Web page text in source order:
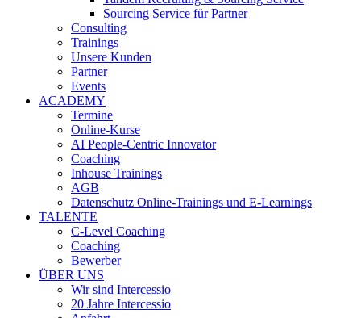
Sourcing Service für Partner
Consulting
Trainings
Unsere Kunden
Partner
Events
ACADEMY
Termine
Online-Kurse
AI People-Centric Innovator
Coaching
Inhouse Trainings
AGB
Datenschutz Online-Trainings und E-Learnings
TALENTE
C-Level Coaching
Coaching
Bewerber
ÜBER UNS
Wir sind Intercessio
20 Jahre Intercessio